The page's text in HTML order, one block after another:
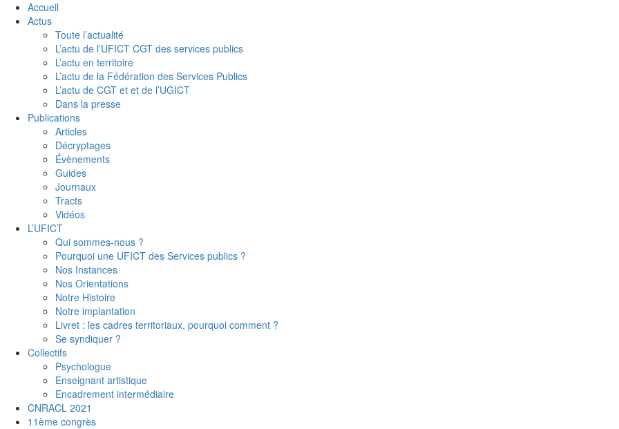
Accueil
Actus
Toute l’actualité
L’actu de l’UFICT CGT des services publics
L’actu en territoire
L’actu de la Fédération des Services Publics
L’actu de CGT et et de l’UGICT
Dans la presse
Publications
Articles
Décryptages
Évènements
Guides
Journaux
Tracts
Vidéos
L’UFICT
Qui sommes-nous ?
Pourquoi une UFICT des Services publics ?
Nos Instances
Nos Orientations
Notre Histoire
Notre implantation
Livret : les cadres territoriaux, pourquoi comment ?
Se syndiquer ?
Collectifs
Psychologue
Enseignant artistique
Encadrement intermédiaire
CNRACL 2021
11ème congrès